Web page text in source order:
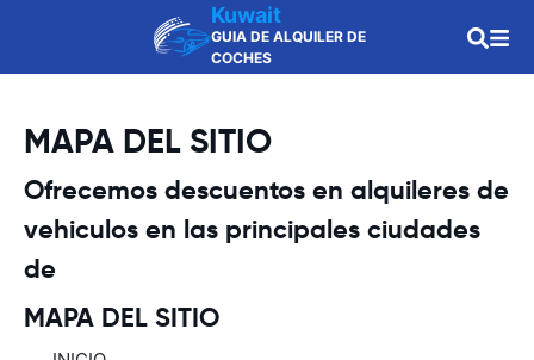
Kuwait
GUIA DE ALQUILER DE
COCHES
MAPA DEL SITIO
Ofrecemos descuentos en alquileres de
vehiculos en las principales ciudades
de
MAPA DEL SITIO